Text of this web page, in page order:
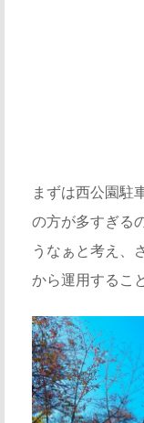
まずは西公園駐
の方が多すぎる
うなぁと考え、
から運用するこ